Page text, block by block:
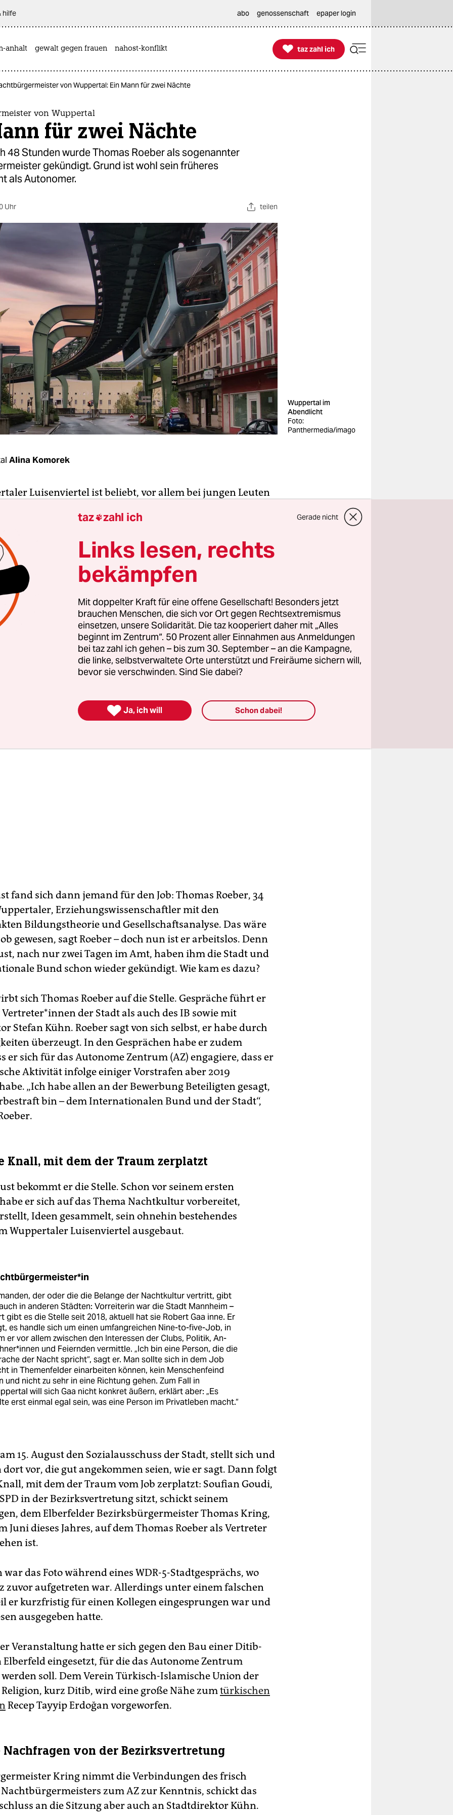
hilfe abo genossenschaft epaper login
anhalt gewalt gegen frauen nahost-konflikt 
taz zahl ich
taz zahl ich
von Wuppertal: Ein Mann für zwei Nächte
von Wuppertal
für zwei Nächte
48 Stunden wurde Thomas Roeber als sogenannter
gekündigt. Grund ist wohl sein früheres
als Autonomer.
Uhr teilen
Wuppertal im
Abendlicht
Foto:
Panthermedia/imago
Alina Komorek
Luisenviertel ist beliebt, vor allem bei jungen Leuten
Läden, Kneipen und Clubs wird geshoppt, gegessen,
gefeiert – vor allem nachts. Es bleibt also nicht immer
Mehrfach kam es zu Konflikten zwischen Feiernden,
Ordnungsamt und Polizei. Zur Mediation sollte
dem Willen der Stadt ein Nachtbürgermeister her,
in Mannheim und weiteren Kommunen gibt
2023 schrieb die Stadt Wuppertal die Stelle über den freien
Bund (IB) aus. Zu den Aufgaben sollte neben
die Teilnahme an Sitzungen verschiedener Gremien,
sowie eine Konzept­erarbeitung für das
fand sich dann jemand für den Job: ­Thomas Roeber, 34
Erziehungswissenschaftler mit den
Bildungstheorie und Gesellschaftsanalyse. Das wäre
gewesen, sagt Roeber – doch nun ist er arbeitslos. Denn
nach nur zwei Tagen im Amt, haben ihm die Stadt und
Bund schon wieder gekündigt. Wie kam es dazu?
sich Thomas Roeber auf die Stelle. Gespräche führt er
der Stadt als auch des IB sowie mit
Stefan Kühn. Roeber sagt von sich selbst, er habe durch
überzeugt. In den Gesprächen habe er zudem
er sich für das Autonome Zentrum (AZ) engagiere, dass er
Aktivität infolge einiger Vorstrafen aber 2019
„Ich habe allen an der Bewerbung Beteiligten gesagt,
bin – dem Internationalen Bund und der Stadt“,
Knall, mit dem der Traum zerplatzt
bekommt er die Stelle. Schon vor seinem ersten
er sich auf das Thema Nachtkultur vorbereitet,
Ideen gesammelt, sein ohnehin be­stehendes
Wuppertaler Luisenviertel ausgebaut.
der oder die die Belange der Nachtkultur vertritt, gibt
in anderen Städten: Vorreiterin war die Stadt Mannheim –
gibt es die Stelle seit 2018, aktuell hat sie Robert Gaa inne. Er
es handle sich um einen umfangreichen Nine-to-five-Job, in
er vor allem zwischen den Interessen der Clubs, Politik, An­
und Feiernden vermittle. „Ich bin eine Person, die die
der Nacht spricht“, sagt er. Man sollte sich in dem Job
in Themenfelder einarbeiten können, kein Menschenfeind
und nicht zu sehr in eine Richtung gehen. Zum Fall in
will sich Gaa nicht konkret äußern, erklärt aber: „Es
erst einmal egal sein, was eine Person im Privatleben macht.“
15. August den Sozialausschuss der Stadt, stellt sich und
dort vor, die gut angekommen seien, wie er sagt. Dann folgt
mit dem der Traum vom Job zerplatzt: Soufian Goudi,
in der Bezirksvertretung sitzt, schickt seinem
dem Elberfelder Bezirksbürgermeister Thomas Kring,
Juni dieses Jahres, auf dem Thomas Roeber als Vertreter
ist.
das Foto während eines WDR-5-Stadtgesprächs, wo
zuvor aufgetreten war. Allerdings unter einem falschen
er kurzfristig für einen Kollegen eingesprungen war und
ausgegeben hatte.
Veranstaltung hatte er sich gegen den Bau einer ­Ditib-
Elberfeld eingesetzt, für die das Autonome Zentrum
soll. Dem Verein Türkisch-Islamische Union der
kurz Ditib, wird eine große Nähe zumtürkischen
Recep Tayyip Erdoğan vorgeworfen.
von der Bezirksvertretung
Kring nimmt die Verbindungen des frisch
zum AZ zur Kenntnis, schickt das
an die Sitzung aber auch an Stadtdirektor Kühn.
taz zahl ich Gerade nicht
Links lesen, rechts
bekämpfen
Mit doppelter Kraft für eine offene Gesellschaft! Besonders jetzt
brauchen Menschen, die sich vor Ort gegen Rechtsextremismus
einsetzen, unsere Solidarität. Die taz kooperiert daher mit „Alles
beginnt im Zentrum“. 50 Prozent aller Einnahmen aus Anmeldungen
bei taz zahl ich gehen – bis zum 30. September – an die Kampagne,
die linke, selbstverwaltete Orte unterstützt und Freiräume sichern will,
bevor sie verschwinden. Sind Sie dabei?
 Ja, ich will Schon dabei!